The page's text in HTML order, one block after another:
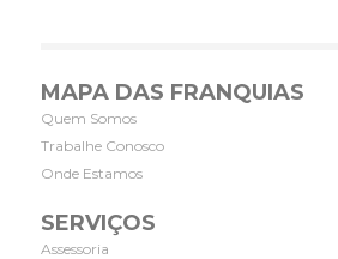
MAPA DAS FRANQUIAS
Quem Somos
Trabalhe Conosco
Onde Estamos
SERVIÇOS
Assessoria